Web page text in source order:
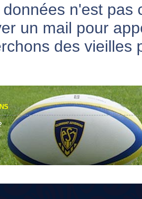
n'est
un mail pour
des vieilles